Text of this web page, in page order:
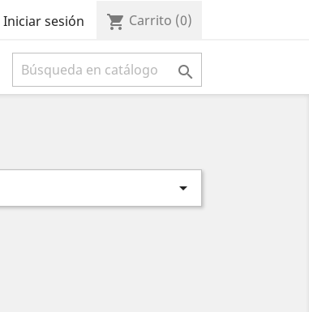
Iniciar sesión shopping_cart Carrito (0)

